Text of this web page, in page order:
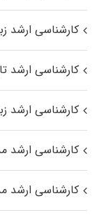
کارشناسی ارشد
کارشناسی ارشد
کارشناسی ارشد
کارشناسی ارشد
کارشناسی ارشد